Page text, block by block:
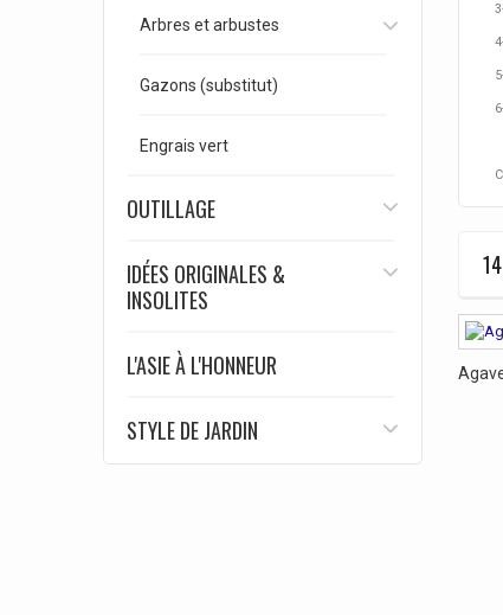
Arbres et arbustes
Gazons (substitut)
Engrais vert
OUTILLAGE
IDÉES ORIGINALES &
INSOLITES
L'ASIE À L'HONNEUR
STYLE DE JARDIN